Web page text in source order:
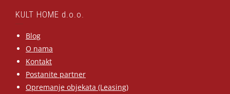
KULT HOME d.o.o.
Blog
O nama
Kontakt
Postanite partner
Opremanje objekata (Leasing)